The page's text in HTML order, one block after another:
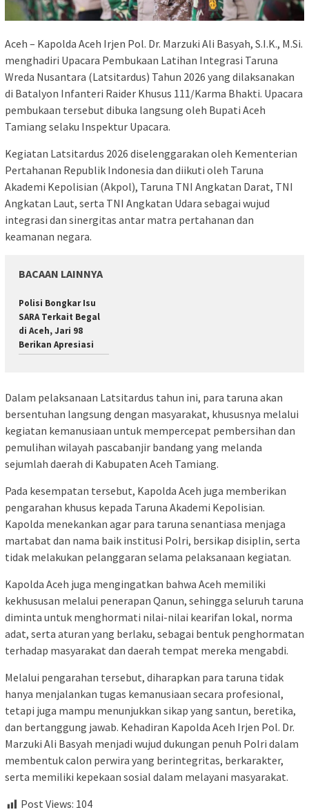
Aceh – Kapolda Aceh Irjen Pol. Dr. Marzuki Ali Basyah, S.I.K., M.Si.
menghadiri Upacara Pembukaan Latihan Integrasi Taruna
Wreda Nusantara (Latsitardus) Tahun 2026 yang dilaksanakan
di Batalyon Infanteri Raider Khusus 111/Karma Bhakti. Upacara
pembukaan tersebut dibuka langsung oleh Bupati Aceh
Tamiang selaku Inspektur Upacara.
Kegiatan Latsitardus 2026 diselenggarakan oleh Kementerian
Pertahanan Republik Indonesia dan diikuti oleh Taruna
Akademi Kepolisian (Akpol), Taruna TNI Angkatan Darat, TNI
Angkatan Laut, serta TNI Angkatan Udara sebagai wujud
integrasi dan sinergitas antar matra pertahanan dan
keamanan negara.
BACAAN LAINNYA
Polisi Bongkar Isu
SARA Terkait Begal
di Aceh, Jari 98
Berikan Apresiasi
Dalam pelaksanaan Latsitardus tahun ini, para taruna akan
bersentuhan langsung dengan masyarakat, khususnya melalui
kegiatan kemanusiaan untuk mempercepat pembersihan dan
pemulihan wilayah pascabanjir bandang yang melanda
sejumlah daerah di Kabupaten Aceh Tamiang.
Pada kesempatan tersebut, Kapolda Aceh juga memberikan
pengarahan khusus kepada Taruna Akademi Kepolisian.
Kapolda menekankan agar para taruna senantiasa menjaga
martabat dan nama baik institusi Polri, bersikap disiplin, serta
tidak melakukan pelanggaran selama pelaksanaan kegiatan.
Kapolda Aceh juga mengingatkan bahwa Aceh memiliki
kekhususan melalui penerapan Qanun, sehingga seluruh taruna
diminta untuk menghormati nilai-nilai kearifan lokal, norma
adat, serta aturan yang berlaku, sebagai bentuk penghormatan
terhadap masyarakat dan daerah tempat mereka mengabdi.
Melalui pengarahan tersebut, diharapkan para taruna tidak
hanya menjalankan tugas kemanusiaan secara profesional,
tetapi juga mampu menunjukkan sikap yang santun, beretika,
dan bertanggung jawab. Kehadiran Kapolda Aceh Irjen Pol. Dr.
Marzuki Ali Basyah menjadi wujud dukungan penuh Polri dalam
membentuk calon perwira yang berintegritas, berkarakter,
serta memiliki kepekaan sosial dalam melayani masyarakat.
Post Views: 104